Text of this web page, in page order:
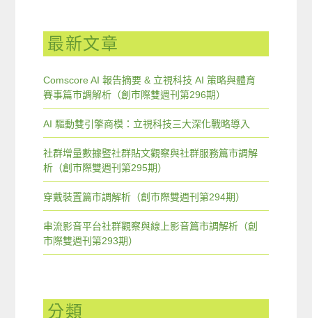
最新文章
Comscore AI 報告摘要 & 立視科技 AI 策略與體育
賽事篇市調解析（創市際雙週刊第296期）
AI 驅動雙引擎商模：立視科技三大深化戰略導入
社群增量數據暨社群貼文觀察與社群服務篇市調解
析（創市際雙週刊第295期）
穿戴裝置篇市調解析（創市際雙週刊第294期）
串流影音平台社群觀察與線上影音篇市調解析（創
市際雙週刊第293期）
分類